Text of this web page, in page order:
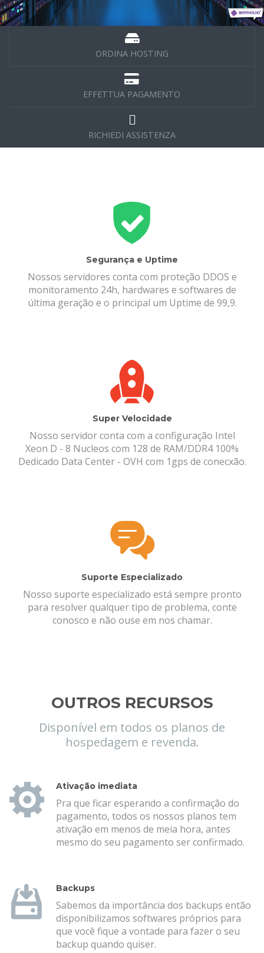
ORDINA HOSTING
EFFETTUA PAGAMENTO
RICHIEDI ASSISTENZA
Segurança e Uptime
Nossos servidores conta com proteção DDOS e
monitoramento 24h, hardwares e softwares de
última geração e o principal um Uptime de 99,9.
Super Velocidade
Nosso servidor conta com a configuração Intel
Xeon D - 8 Nucleos com 128 de RAM/DDR4 100%
Dedicado Data Center - OVH com 1gps de conecxão.
Suporte Especializado
Nosso suporte especializado está sempre pronto
para resolver qualquer tipo de problema, conte
conosco e não ouse em nos chamar.
OUTROS RECURSOS
Disponível em todos os planos de
hospedagem e revenda.
Ativação imediata
Pra que ficar esperando a confirmação do
pagamento, todos os nossos planos tem
ativação em menos de meia hora, antes
mesmo do seu pagamento ser confirmado.
Backups
Sabemos da importância dos backups então
disponibilizamos softwares próprios para
que você fique a vontade para fazer o seu
backup quando quiser.